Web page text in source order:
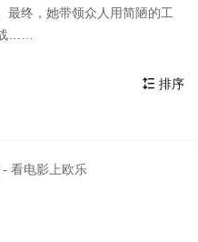
最终，她带领众人用简陋的工
……
 排序
看电影上欧乐